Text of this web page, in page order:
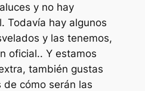
y no hay
Todavía hay algunos
y las tenemos,
oficial.. Y estamos
también gustas
cómo serán las